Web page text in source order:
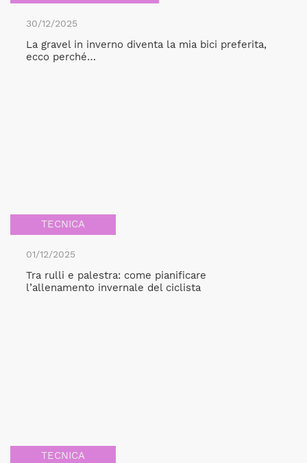
30/12/2025
La gravel in inverno diventa la mia bici preferita,
ecco perché…
TECNICA
01/12/2025
Tra rulli e palestra: come pianificare
l’allenamento invernale del ciclista
TECNICA